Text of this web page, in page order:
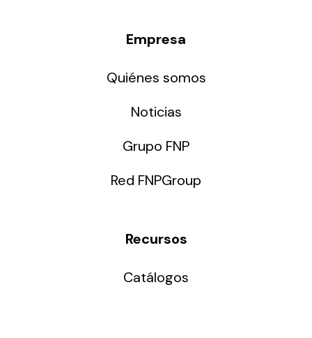
Empresa
Quiénes somos
Noticias
Grupo FNP
Red FNPGroup
Recursos
Catálogos